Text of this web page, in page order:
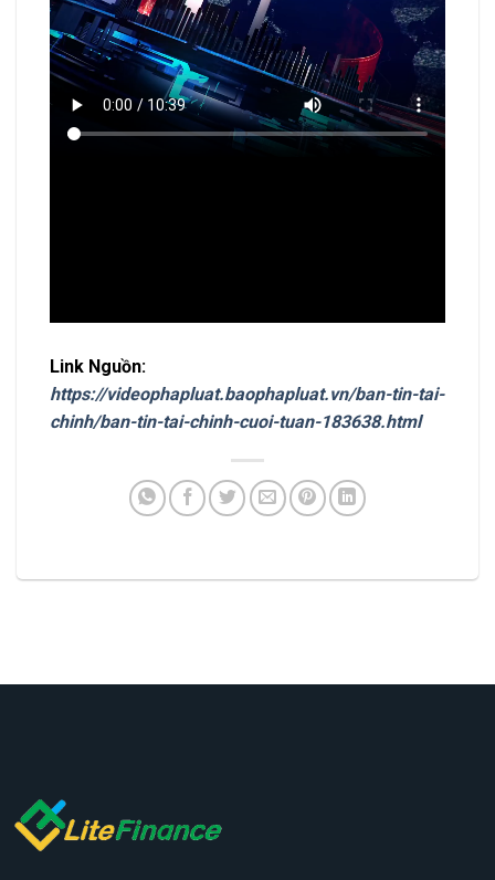
Link Nguồn:
https://videophapluat.baophapluat.vn/ban-tin-tai-
chinh/ban-tin-tai-chinh-cuoi-tuan-183638.html